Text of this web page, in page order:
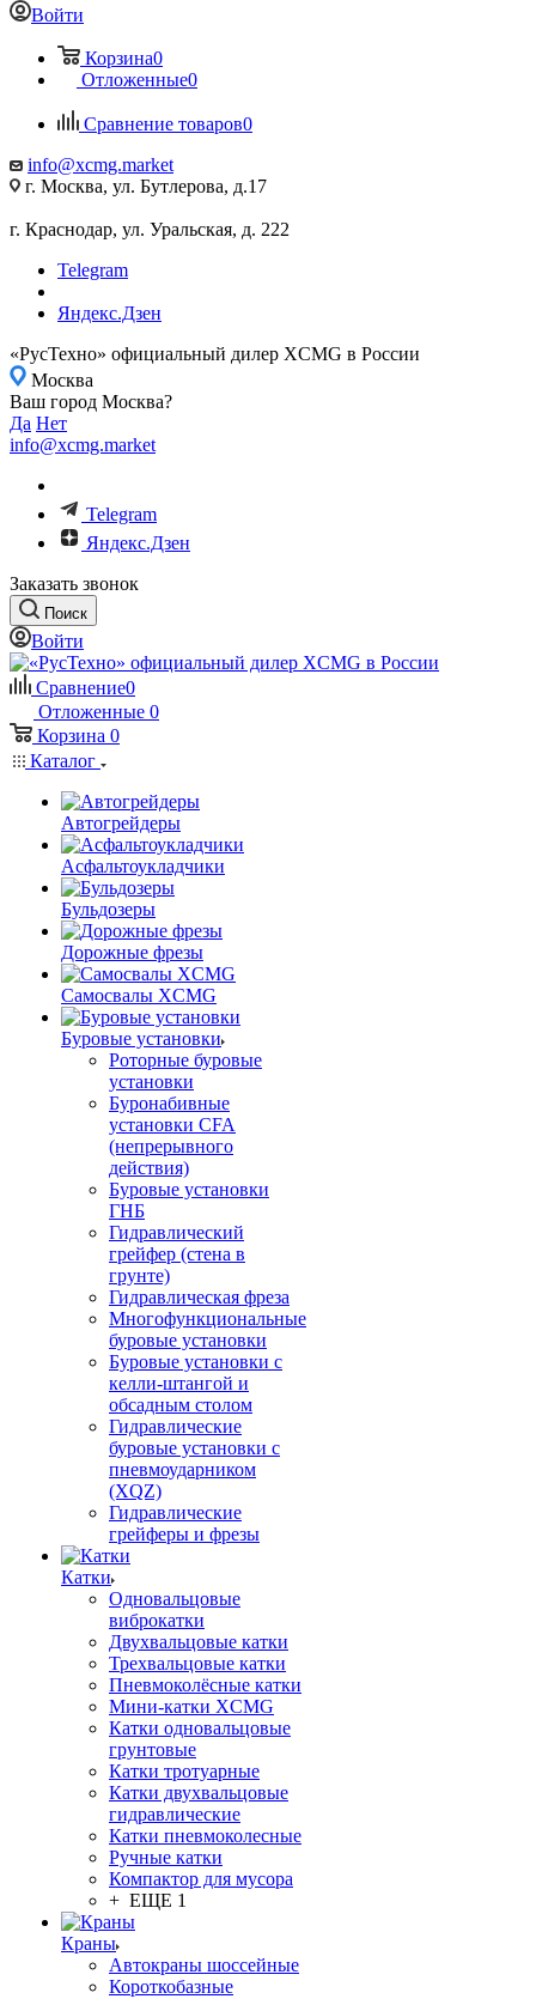
Войти
Корзина0
Отложенные0
Сравнение товаров0
info@xcmg.market
г. Москва, ул. Бутлерова, д.17
г. Краснодар, ул. Уральская, д. 222
Telegram
Яндекс.Дзен
«РусТехно» официальный дилер XCMG в России
Москва
Ваш город Москва?
Да Нет
info@xcmg.market
Telegram
Яндекс.Дзен
Заказать звонок
Поиск
Войти
Сравнение0
Отложенные 0
Корзина 0
Каталог
Автогрейдеры
Асфальтоукладчики
Бульдозеры
Дорожные фрезы
Самосвалы XCMG
Буровые установки
Роторные буровые
установки
Буронабивные
установки CFA
(непрерывного
действия)
Буровые установки
ГНБ
Гидравлический
грейфер (стена в
грунте)
Гидравлическая фреза
Многофункциональные
буровые установки
Буровые установки с
келли-штангой и
обсадным столом
Гидравлические
буровые установки с
пневмоударником
(XQZ)
Гидравлические
грейферы и фрезы
Катки
Одновальцовые
виброкатки
Двухвальцовые катки
Трехвальцовые катки
Пневмоколёсные катки
Мини-катки XCMG
Катки одновальцовые
грунтовые
Катки тротуарные
Катки двухвальцовые
гидравлические
Катки пневмоколесные
Ручные катки
Компактор для мусора
+ ЕЩЕ 1
Краны
Автокраны шоссейные
Короткобазные